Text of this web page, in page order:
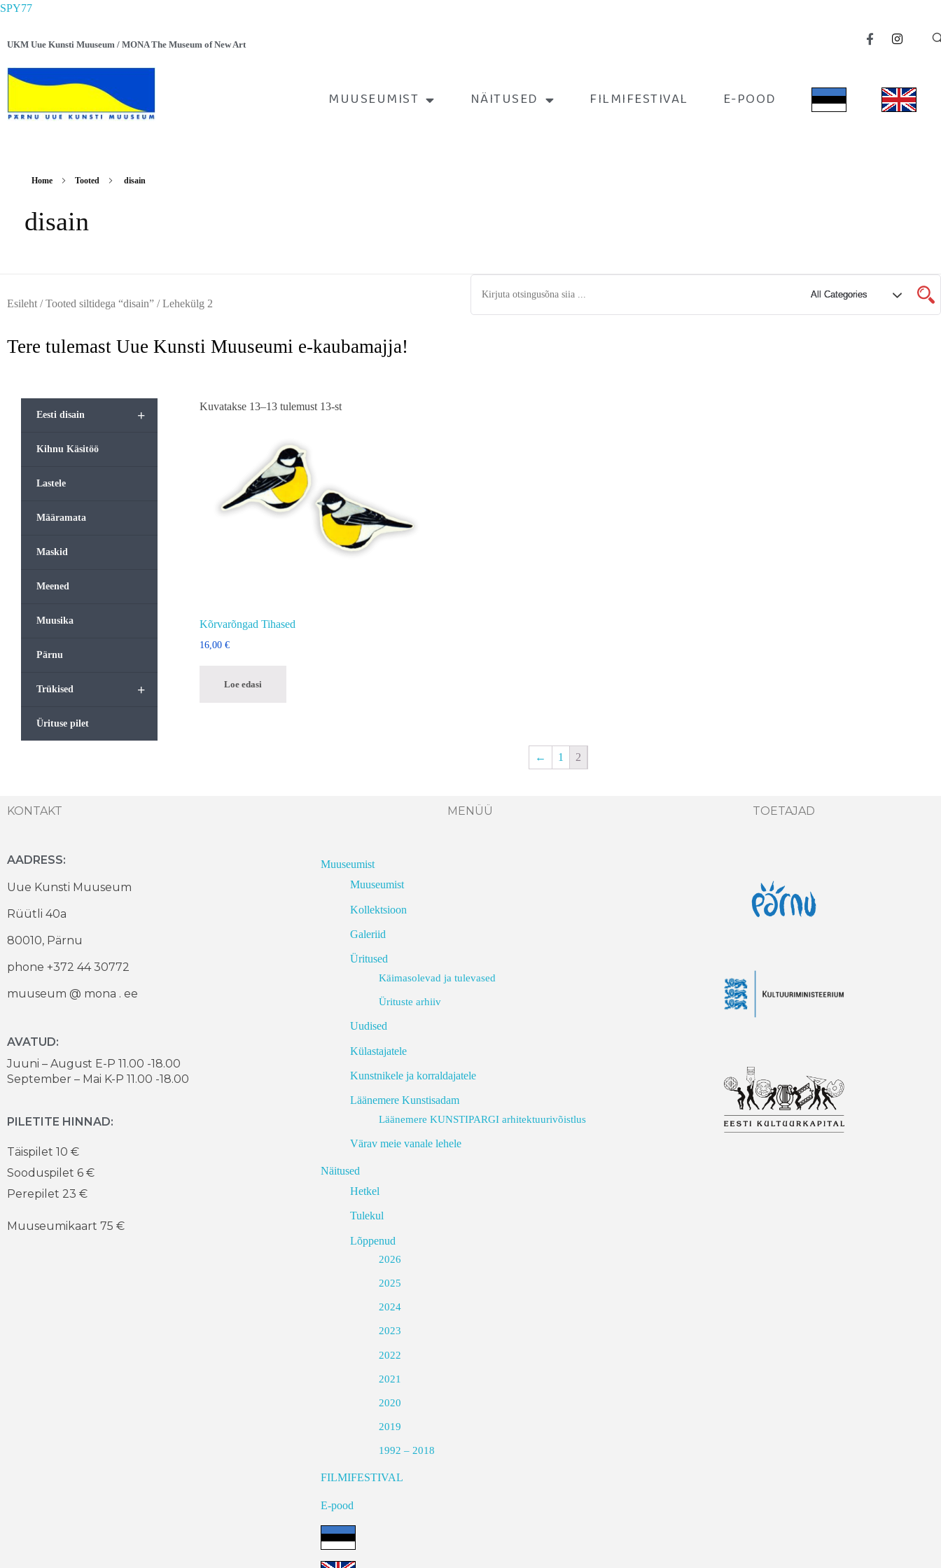
SPY77
UKM Uue Kunsti Muuseum / MONA The Museum of New Art
MUUSEUMIST NÄITUSED FILMIFESTIVAL E-POOD
Home Tooted disain
disain
Esileht /Tooted siltidega “disain” / Lehekülg 2
Tere tulemast Uue Kunsti Muuseumi e-kaubamajja!
+
Eesti disain
Kihnu Käsitöö
Lastele
Määramata
Maskid
Meened
Muusika
Pärnu
+
Trükised
Ürituse pilet
Kuvatakse 13–13 tulemust 13-st
Kõrvarõngad Tihased
16,00 €
Loe edasi
← 1 2
KONTAKT
AADRESS:
Uue Kunsti Muuseum
Rüütli 40a
80010, Pärnu
phone +372 44 30772
muuseum @ mona . ee
AVATUD:
Juuni – August E-P 11.00 -18.00
September – Mai K-P 11.00 -18.00
PILETITE HINNAD:
Täispilet 10 €
Sooduspilet 6 €
Perepilet 23 €
Muuseumikaart 75 €
MENÜÜ
Muuseumist
Muuseumist
Kollektsioon
Galeriid
Üritused
Käimasolevad ja tulevased
Ürituste arhiiv
Uudised
Külastajatele
Kunstnikele ja korraldajatele
Läänemere Kunstisadam
Läänemere KUNSTIPARGI arhitektuurivõistlus
Värav meie vanale lehele
Näitused
Hetkel
Tulekul
Lõppenud
2026
2025
2024
2023
2022
2021
2020
2019
1992 – 2018
FILMIFESTIVAL
E-pood
TOETAJAD